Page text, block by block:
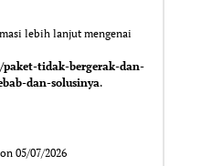
lebih lanjut mengenai
tidak-bergerak-dan-
dan-solusinya.
05/07/2026